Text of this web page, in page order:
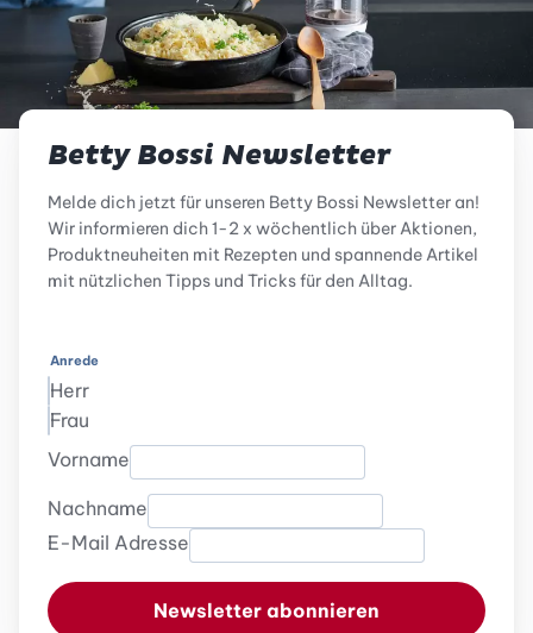
Betty Bossi Newsletter
Melde dich jetzt für unseren Betty Bossi Newsletter an!
Wir informieren dich 1-2 x wöchentlich über Aktionen,
Produktneuheiten mit Rezepten und spannende Artikel
mit nützlichen Tipps und Tricks für den Alltag.
Anrede
Herr
Frau
Vorname
Nachname
E-Mail Adresse
Newsletter abonnieren